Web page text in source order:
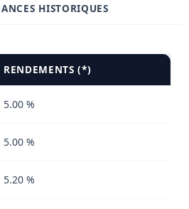
HISTORIQUES
RENDEMENTS (*)
5.00 %
5.00 %
5.20 %